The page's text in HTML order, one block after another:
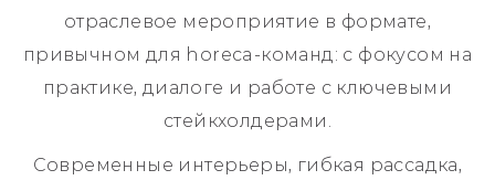
отраслевое мероприятие в формате,
привычном для horeca-команд: с фокусом на
практике, диалоге и работе с ключевыми
стейкхолдерами.
Современные интерьеры, гибкая рассадка,